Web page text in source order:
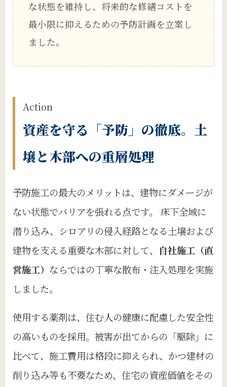
な状態を維持し、将来的な修繕コストを
最小限に抑えるための予防計画を立案し
ました。
Action
資産を守る「予防」の徹底。土
壌と木部への重層処理
予防施工の最大のメリットは、建物にダメージが
ない状態でバリアを張れる点です。 床下全域に
潜り込み、シロアリの侵入経路となる土壌および
建物を支える重要な木部に対して、
自社施工（直
営施工） ならではの丁寧な散布・注入処理を実施
しました。
使用する薬剤は、住む人の健康に配慮した安全性
の高いものを採用。被害が出てからの「駆除」に
比べて、施工費用は格段に抑えられ、かつ建材の
削り込み等も不要なため、住宅の資産価値をその